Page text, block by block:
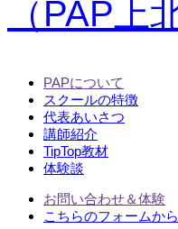
PAPについて
スクールの特徴
代表あいさつ
講師紹介
TipTop教材
体験談
お問い合わせ＆体験
こちらのフォームから